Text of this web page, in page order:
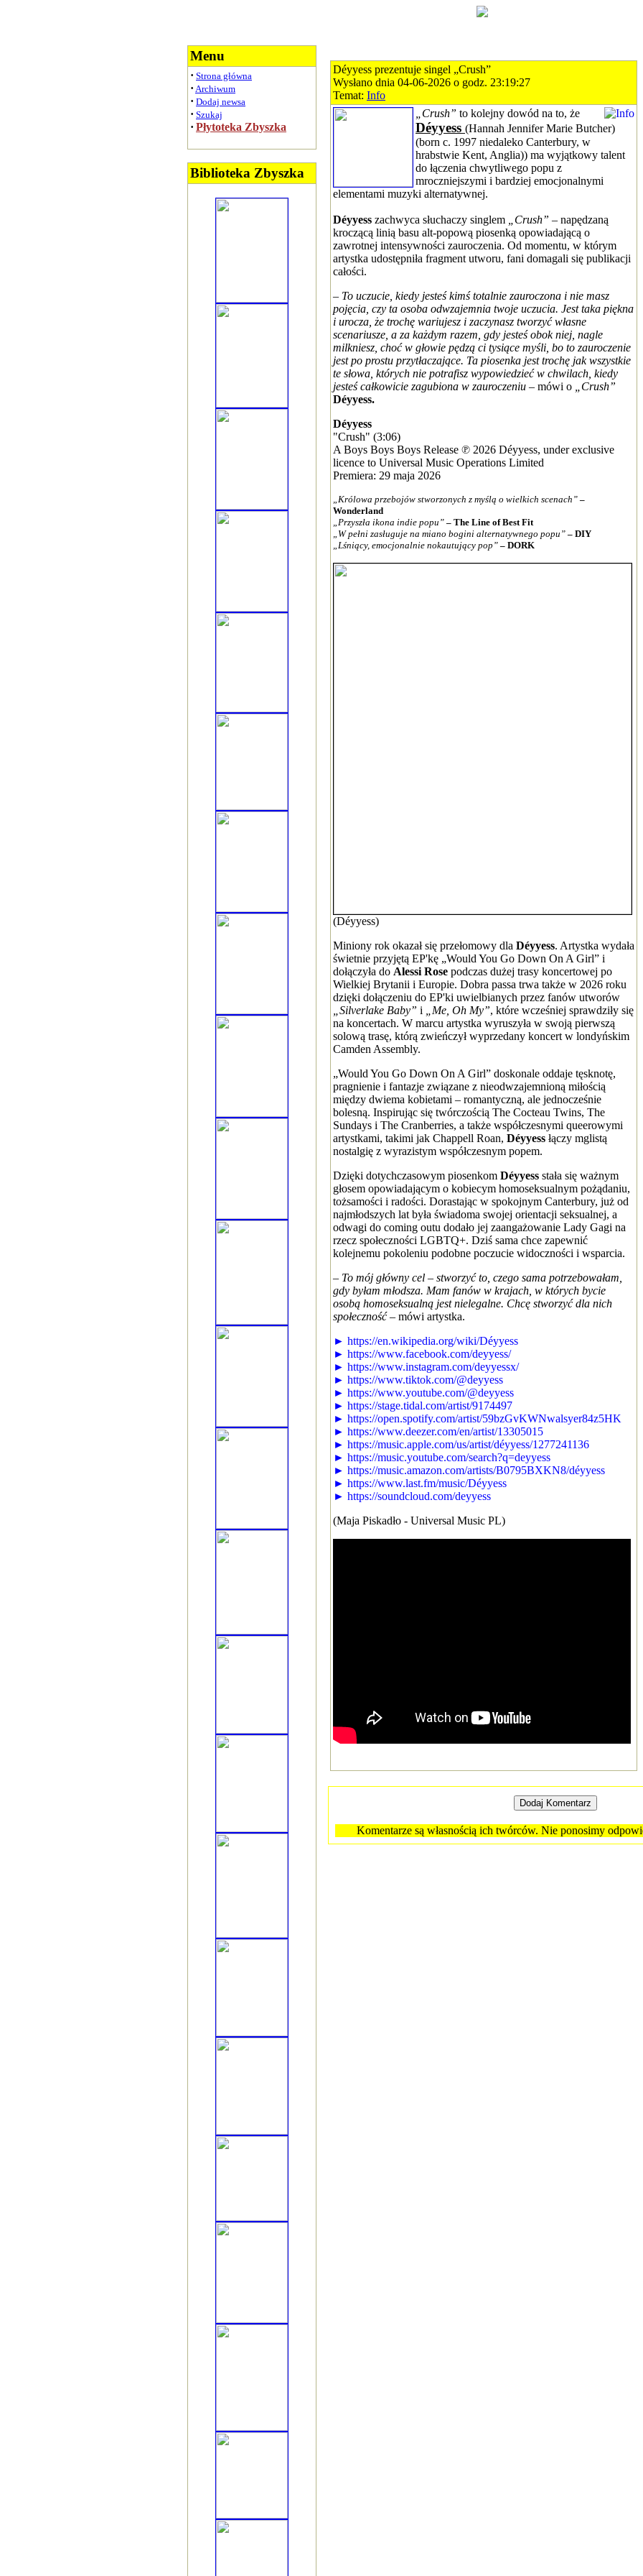
Menu
· Strona główna
· Archiwum
· Dodaj newsa
· Szukaj
· Płytoteka Zbyszka
Biblioteka Zbyszka
Déyyess prezentuje singel „Crush”
Wysłano dnia 04-06-2026 o godz. 23:19:27
Temat: Info
„Crush” to kolejny dowód na to, że
Déyyess (Hannah Jennifer Marie Butcher)
(born c. 1997 niedaleko Canterbury, w
hrabstwie Kent, Anglia)) ma wyjątkowy talent
do łączenia chwytliwego popu z
mroczniejszymi i bardziej emocjonalnymi
elementami muzyki alternatywnej.
Déyyess zachwyca słuchaczy singlem „Crush” – napędzaną
kroczącą linią basu alt-popową piosenką opowiadającą o
zawrotnej intensywności zauroczenia. Od momentu, w którym
artystka udostępniła fragment utworu, fani domagali się publikacji
całości.
– To uczucie, kiedy jesteś kimś totalnie zauroczona i nie masz
pojęcia, czy ta osoba odwzajemnia twoje uczucia. Jest taka piękna
i urocza, że trochę wariujesz i zaczynasz tworzyć własne
scenariusze, a za każdym razem, gdy jesteś obok niej, nagle
milkniesz, choć w głowie pędzą ci tysiące myśli, bo to zauroczenie
jest po prostu przytłaczające. Ta piosenka jest trochę jak wszystkie
te słowa, których nie potrafisz wypowiedzieć w chwilach, kiedy
jesteś całkowicie zagubiona w zauroczeniu – mówi o
„Crush”
Déyyess.
Déyyess
"Crush" (3:06)
A Boys Boys Boys Release ℗ 2026 Déyyess, under exclusive
licence to Universal Music Operations Limited
Premiera: 29 maja 2026
„Królowa przebojów stworzonych z myślą o wielkich scenach” –
Wonderland
„Przyszła ikona indie popu” – The Line of Best Fit
„W pełni zasługuje na miano bogini alternatywnego popu” – DIY
„Lśniący, emocjonalnie nokautujący pop” – DORK
(Déyyess)
Miniony rok okazał się przełomowy dla Déyyess. Artystka wydała
świetnie przyjętą EP'kę „Would You Go Down On A Girl” i
dołączyła do Alessi Rose podczas dużej trasy koncertowej po
Wielkiej Brytanii i Europie. Dobra passa trwa także w 2026 roku
dzięki dołączeniu do EP'ki uwielbianych przez fanów utworów
„Silverlake Baby” i „Me, Oh My”, które wcześniej sprawdziły się
na koncertach. W marcu artystka wyruszyła w swoją pierwszą
solową trasę, którą zwieńczył wyprzedany koncert w londyńskim
Camden Assembly.
„Would You Go Down On A Girl” doskonale oddaje tęsknotę,
pragnienie i fantazje związane z nieodwzajemnioną miłością
między dwiema kobietami – romantyczną, ale jednocześnie
bolesną. Inspirując się twórczością The Cocteau Twins, The
Sundays i The Cranberries, a także współczesnymi queerowymi
artystkami, takimi jak Chappell Roan, Déyyess łączy mglistą
nostalgię z wyrazistym współczesnym popem.
Dzięki dotychczasowym piosenkom Déyyess stała się ważnym
głosem opowiadającym o kobiecym homoseksualnym pożądaniu,
tożsamości i radości. Dorastając w spokojnym Canterbury, już od
najmłodszych lat była świadoma swojej orientacji seksualnej, a
odwagi do coming outu dodało jej zaangażowanie Lady Gagi na
rzecz społeczności LGBTQ+. Dziś sama chce zapewnić
kolejnemu pokoleniu podobne poczucie widoczności i wsparcia.
– To mój główny cel – stworzyć to, czego sama potrzebowałam,
gdy byłam młodsza. Mam fanów w krajach, w których bycie
osobą homoseksualną jest nielegalne. Chcę stworzyć dla nich
społeczność– mówi artystka.
► https://en.wikipedia.org/wiki/Déyyess
► https://www.facebook.com/deyyess/
► https://www.instagram.com/deyyessx/
► https://www.tiktok.com/@deyyess
► https://www.youtube.com/@deyyess
► https://stage.tidal.com/artist/9174497
► https://open.spotify.com/artist/59bzGvKWNwalsyer84z5HK
► https://www.deezer.com/en/artist/13305015
► https://music.apple.com/us/artist/déyyess/1277241136
► https://music.youtube.com/search?q=deyyess
► https://music.amazon.com/artists/B0795BXKN8/déyyess
► https://www.last.fm/music/Déyyess
► https://soundcloud.com/deyyess
(Maja Piskadło - Universal Music PL)
Komentarze są własnością ich twórców. Nie ponosimy